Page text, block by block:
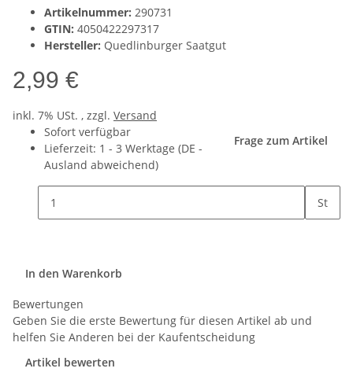
Artikelnummer: 290731
GTIN: 4050422297317
Hersteller: Quedlinburger Saatgut
2,99 €
inkl. 7% USt. , zzgl. Versand
Sofort verfügbar
Lieferzeit: 1 - 3 Werktage (DE -
Ausland abweichend)
Frage zum Artikel
St
In den Warenkorb
Bewertungen
Geben Sie die erste Bewertung für diesen Artikel ab und
helfen Sie Anderen bei der Kaufentscheidung
Artikel bewerten